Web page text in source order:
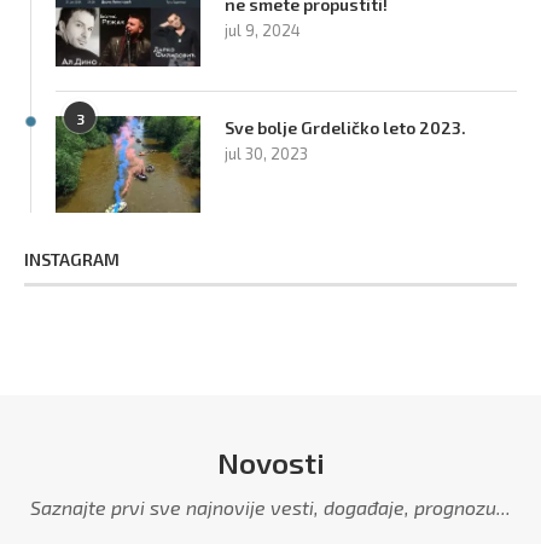
ne smete propustiti!
jul 9, 2024
3 Sve bolje Grdeličko leto 2023.
jul 30, 2023
INSTAGRAM
Novosti
Saznajte prvi sve najnovije vesti, događaje, prognozu...